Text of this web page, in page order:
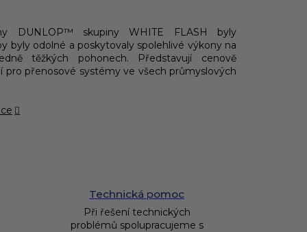
DUNLOP™ skupiny WHITE FLASH byly
byly odolné a poskytovaly spolehlivé výkony na
těžkých pohonech. Představují cenově
pro přenosové systémy ve všech průmyslových
Technická pomoc
Při řešení technických
problémů spolupracujeme s